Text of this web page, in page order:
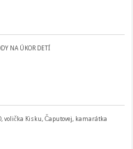
NA ÚKOR DETÍ
volička Kisku, Čaputovej, kamarátka